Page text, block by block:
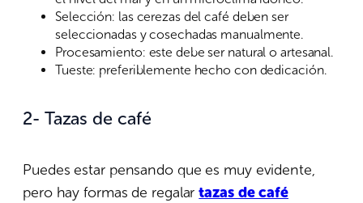
Selección: las cerezas del café deben ser
seleccionadas y cosechadas manualmente.
Procesamiento: este debe ser natural o artesanal.
Tueste: preferiblemente hecho con dedicación.
2- Tazas de café
Puedes estar pensando que es muy evidente,
pero hay formas de regalartazas de café